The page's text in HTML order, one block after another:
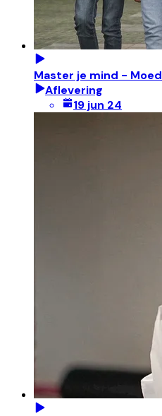
Master je mind - Moed
Aflevering
19 jun 24